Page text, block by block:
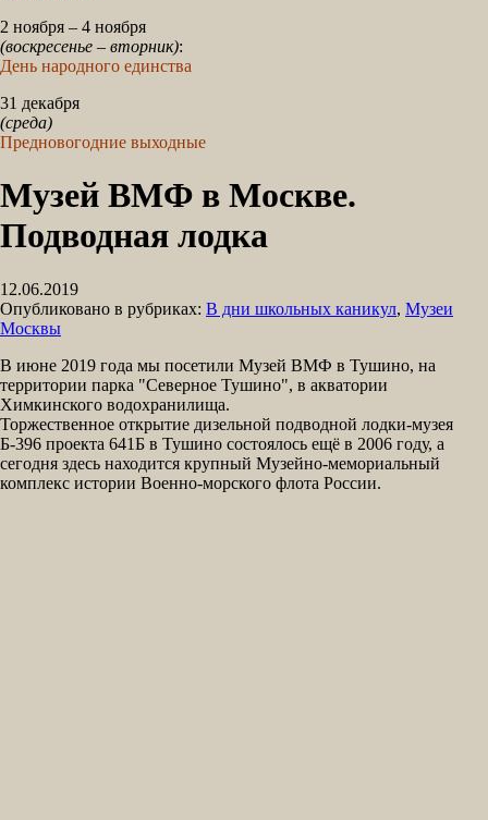
2 ноября – 4 ноября
(воскресенье – вторник):
День народного единства
31 декабря
(среда)
Предновогодние выходные
Музей ВМФ в Москве.
Подводная лодка
12.06.2019
Опубликовано в рубриках: В дни школьных каникул, Музеи
Москвы
В июне 2019 года мы посетили Музей ВМФ в Тушино, на
территории парка "Северное Тушино", в акватории
Химкинского водохранилища.
Торжественное открытие дизельной подводной лодки-музея
Б-396 проекта 641Б в Тушино состоялось ещё в 2006 году, а
сегодня здесь находится крупный Музейно-мемориальный
комплекс истории Военно-морского флота России.